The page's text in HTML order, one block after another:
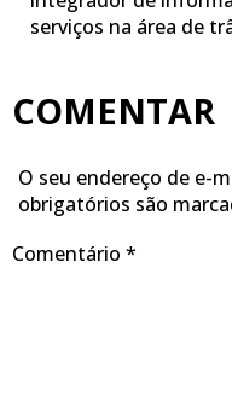
serviços na área de
COMENTAR
O seu endereço de e-
obrigatórios são
Comentário *